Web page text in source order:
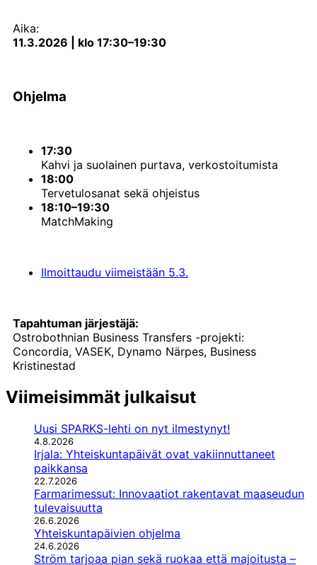
Aika:
11.3.2026 | klo 17:30–19:30
Ohjelma
17:30
Kahvi ja suolainen purtava, verkostoitumista
18:00
Tervetulosanat sekä ohjeistus
18:10–19:30
MatchMaking
Ilmoittaudu viimeistään 5.3.
Tapahtuman järjestäjä:
Ostrobothnian Business Transfers -projekti:
Concordia, VASEK, Dynamo Närpes, Business
Kristinestad
Viimeisimmät julkaisut
Uusi SPARKS-lehti on nyt ilmestynyt!
4.8.2026
Irjala: Yhteiskuntapäivät ovat vakiinnuttaneet
paikkansa
22.7.2026
Farmarimessut: Innovaatiot rakentavat maaseudun
tulevaisuutta
26.6.2026
Yhteiskuntapäivien ohjelma
24.6.2026
Ström tarjoaa pian sekä ruokaa että majoitusta –